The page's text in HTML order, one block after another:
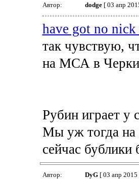
Автор: dodge[ 03 апр
have got no
так чувствую,
на МСА в
Рубин играет у
Мы уж тогда на
сейчас бублики
Автор: DyG[ 03 апр 2015